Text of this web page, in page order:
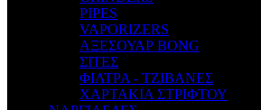
PIPES
VAPORIZERS
ΑΞΕΣΟΥΑΡ BONG
ΣΙΤΕΣ
ΦΙΛΤΡΑ - ΤΖΙΒΑΝΕΣ
ΧΑΡΤΑΚΙΑ ΣΤΡΙΦΤΟΥ